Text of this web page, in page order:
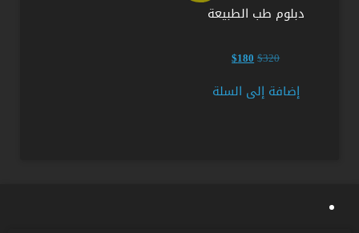
دبلوم طب الطبيعة
$320 السعر
هو:
$320.
$180 السعر
هو:
$180.
إضافة إلى السلة